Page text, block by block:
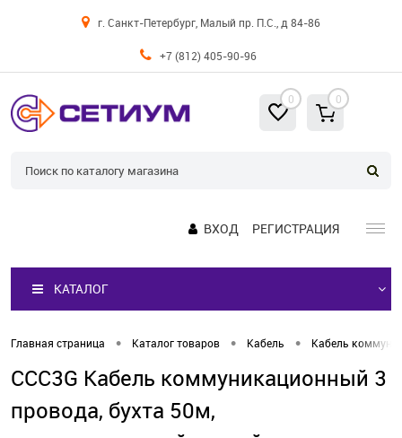
г. Санкт-Петербург, Малый пр. П.С., д 84-86
+7 (812) 405-90-96
0 0
ВХОД РЕГИСТРАЦИЯ
КАТАЛОГ
Главная страница • Каталог товаров • Кабель • Кабель
CCC3G Кабель коммуникационный 3
провода, бухта 50м,